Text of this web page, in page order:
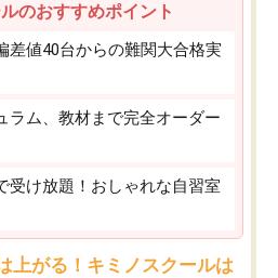
のおすすめポイント
差値40台からの難関大合格実
ラム、教材まで完全オーダー
受け放題！おしゃれな自習室
上がる！キミノスクールは